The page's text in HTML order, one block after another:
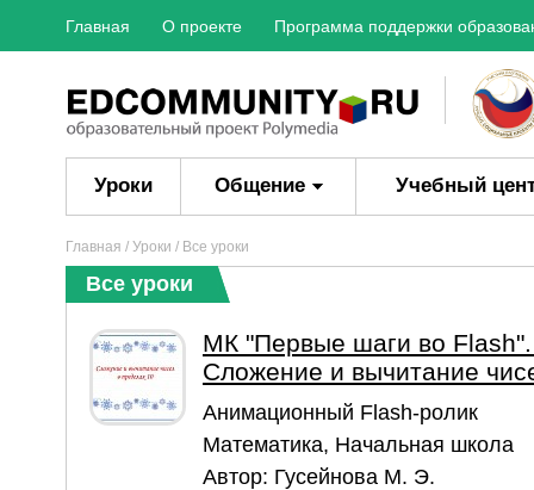
Главная О проекте Программа поддержки
Уроки Общение Учебный
Главная / Уроки / Все уроки
Все уроки
МК "Первые шаги во Flash".
Сложение и вычитание
Aнимационный Flash-ролик
Математика, Начальная школа
Автор: Гусейнова М. Э.